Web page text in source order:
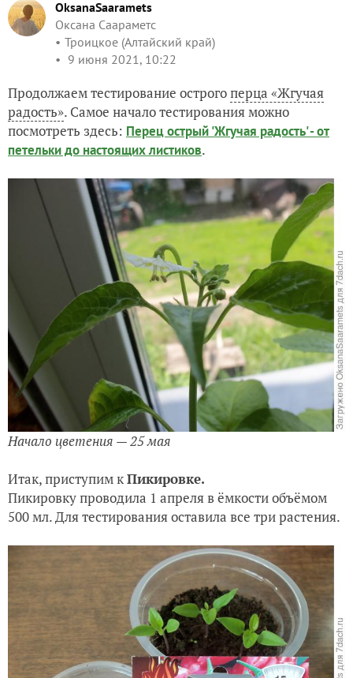
OksanaSaaramets
Оксана Саараметс
Троицкое (Алтайский край)
9 июня 2021, 10:22
Продолжаем тестирование острогоперца «Жгучая
радость». Самое начало тестирования можно
посмотреть здесь: Перец острый 'Жгучая радость' - от
петельки до настоящих листиков.
Начало цветения — 25 мая
Итак, приступим кПикировке.
Пикировку проводила 1 апреля в ёмкости объёмом
500 мл. Для тестирования оставила все три растения.